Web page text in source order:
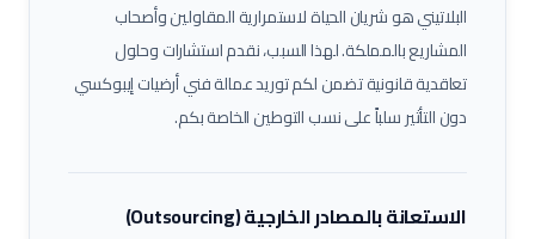
البلاتيني هو شريان الحياة لاستمرارية المقاولين وأصحاب
المشاريع بالمملكة. لهذا السبب، نقدم استشارات وحلول
تعاقدية قانونية تضمن لكم توريد عمالةفني أرضيات إيبوكسي
دون التأثير سلباً على نسب التوطين الخاصة بكم.
الاستعانة بالمصادر الخارجية (Outsourcing)